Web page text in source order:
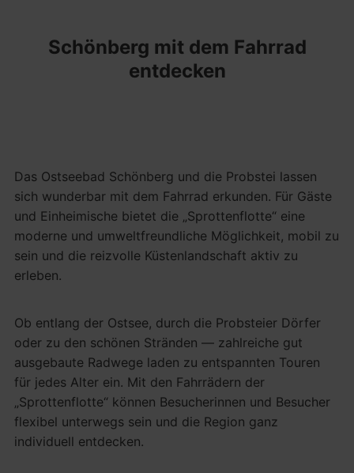
Schönberg mit dem Fahrrad
entdecken
Das Ostseebad Schönberg und die Probstei lassen
sich wunderbar mit dem Fahrrad erkunden. Für Gäste
und Einheimische bietet die „Sprottenflotte“ eine
moderne und umweltfreundliche Möglichkeit, mobil zu
sein und die reizvolle Küstenlandschaft aktiv zu
erleben.
Ob entlang der Ostsee, durch die Probsteier Dörfer
oder zu den schönen Stränden — zahlreiche gut
ausgebaute Radwege laden zu entspannten Touren
für jedes Alter ein. Mit den Fahrrädern der
„Sprottenflotte“ können Besucherinnen und Besucher
flexibel unterwegs sein und die Region ganz
individuell entdecken.